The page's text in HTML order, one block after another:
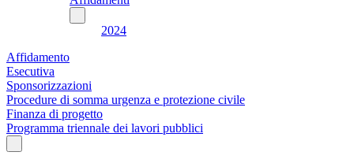
2024
Affidamento
Esecutiva
Sponsorizzazioni
Procedure di somma urgenza e protezione civile
Finanza di progetto
Programma triennale dei lavori pubblici